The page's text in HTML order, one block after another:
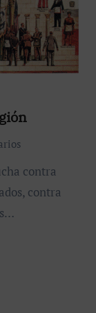
contra